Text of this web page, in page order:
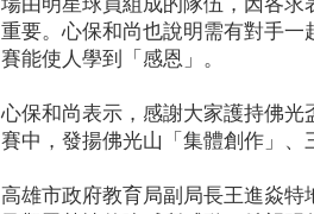
重要。心保和尚也說明需有對手
賽能使人學到「感恩」。
心保和尚表示，感謝大家護持佛
賽中，發揚佛光山「集體創作」、
高雄市政府教育局副局長王進焱